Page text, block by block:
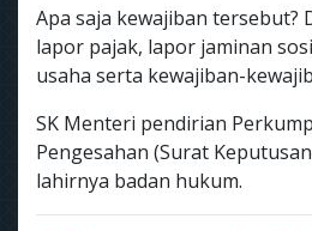
Apa saja kewajiban tersebut?
lapor pajak, lapor jaminan
usaha serta kewajiban-
SK Menteri pendirian
Pengesahan (Surat
lahirnya badan hukum.